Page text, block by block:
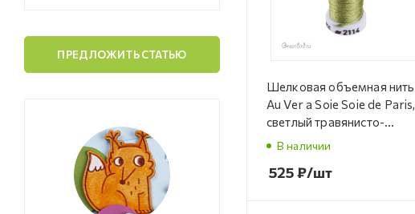
Шелковая объемная нить
Au Ver a Soie Soie de Paris,
светлый травянисто-
зеленый, 5 м (#2114)
В наличии
525₽/шт
ПРЕДЛОЖИТЬ СТАТЬЮ